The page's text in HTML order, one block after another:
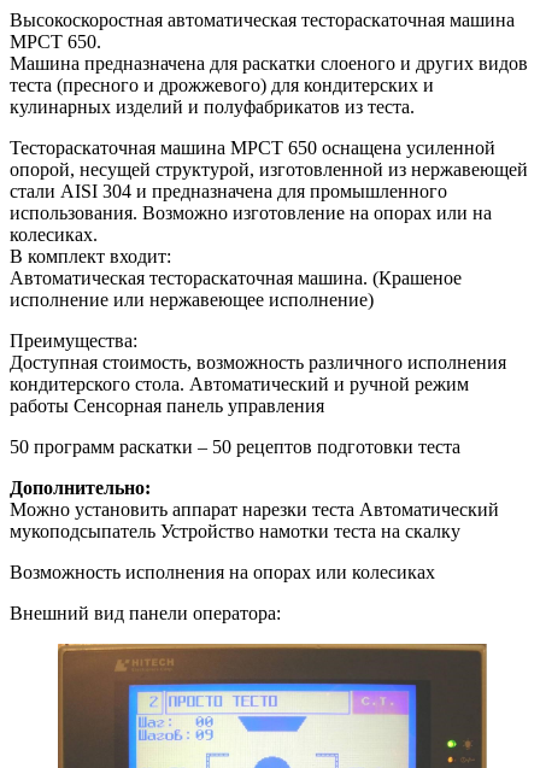
Высокоскоростная автоматическая тестораскаточная машина
МРСТ 650.
Машина предназначена для раскатки слоеного и других видов
теста (пресного и дрожжевого) для кондитерских и
кулинарных изделий и полуфабрикатов из теста.
Тестораскаточная машина МРСТ 650 оснащена усиленной
опорой, несущей структурой, изготовленной из нержавеющей
стали AISI 304 и предназначена для промышленного
использования. Возможно изготовление на опорах или на
колесиках.
В комплект входит:
Автоматическая тестораскаточная машина. (Крашеное
исполнение или нержавеющее исполнение)
Преимущества:
Доступная стоимость, возможность различного исполнения
кондитерского стола. Автоматический и ручной режим
работы Сенсорная панель управления
50 программ раскатки – 50 рецептов подготовки теста
Дополнительно:
Можно установить аппарат нарезки теста Автоматический
мукоподсыпатель Устройство намотки теста на скалку
Возможность исполнения на опорах или колесиках
Внешний вид панели оператора: